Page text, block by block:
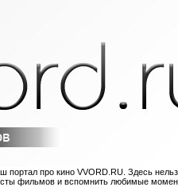
портал про кино VVORD.RU. Здесь
фильмов и вспомнить любимые